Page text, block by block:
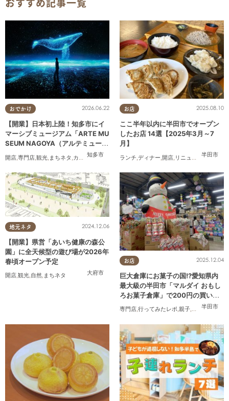
おすすめ記事一覧
おでかけ
知多市
2026.06.22
【開業】日本初上陸！知多市にイ
マーシブミュージアム「ARTE MU
SEUM NAGOYA（アルテミュージ
アムナゴヤ）」が2026年11月下旬
にオープン
開店 専門店 観光 まちネタ カップル ,友人
お店
半田市
2025.08.10
ここ半年以内に半田市でオープン
したお店 14選【2025年3月～7
月】
ランチ ディナー 開店 リニューアル ,まとめ
地元ネタ
大府市
2024.12.06
【開業】県営「あいち健康の森公
園」に全天候型の遊び場が2026年
春頃オープン予定
開店,観光,自然, まちネタ
お店
半田市
2025.12.04
巨大倉庫にお菓子の国!?愛知県内
最大級の半田市「マルダイ おもし
ろお菓子倉庫」で200円の買い物
にチャレンジ
専門店,行ってみたレポ,親子,家族